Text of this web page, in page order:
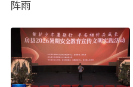
阵雨